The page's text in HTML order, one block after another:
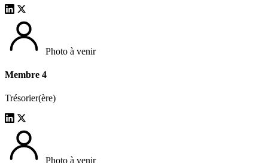
Photo à venir
Membre 4
Trésorier(ère)
Photo à venir